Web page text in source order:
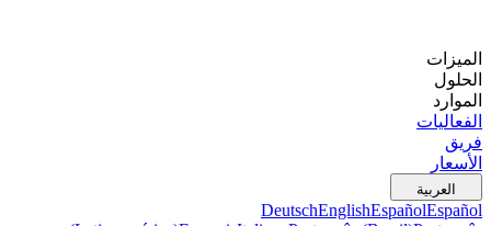
الميزات
الحلول
الموارد
الفعاليات
فريق
الأسعار
العربية
DeutschEnglishEspañolEspañol